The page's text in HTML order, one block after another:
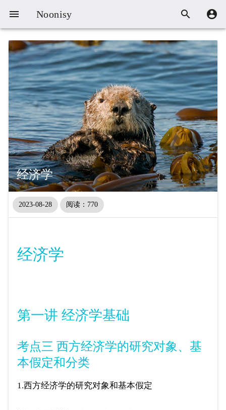
 Noonisy  
经济学
2023-08-28 阅读：770
经济学
第一讲 经济学基础
考点三 西方经济学的研究对象、基
本假定和分类
1.西方经济学的研究对象和基本假定